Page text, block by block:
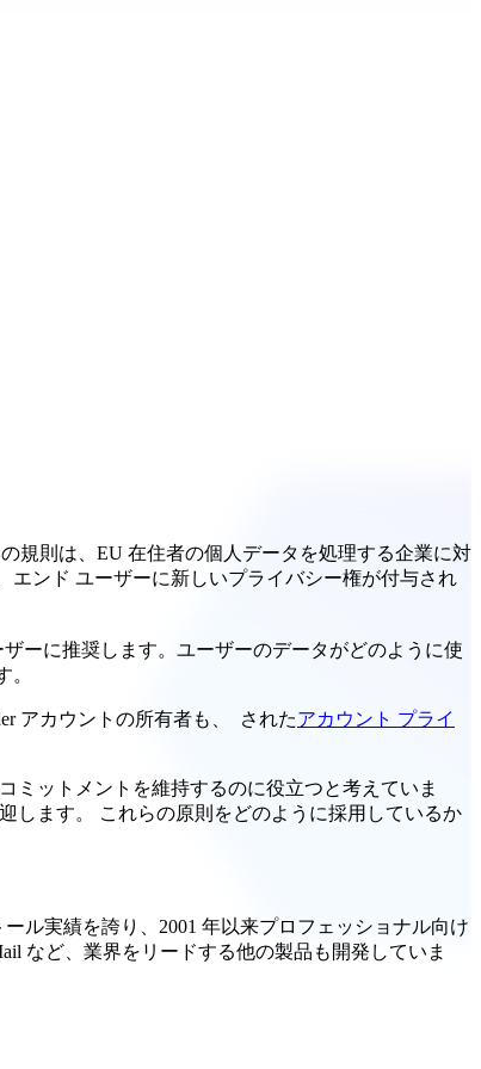
規則は、EU 在住者の個人データを処理する企業に対
エンド ユーザーに新しいプライバシー権が付与され
ーに推奨します。ユーザーのデータがどのように使
アカウントの所有者も、 されたアカウント プライ
ミットメントを維持するのに役立つと考えていま
します。 これらの原則をどのように採用しているか
ル実績を誇り、2001 年以来プロフェッショナル向け
など、業界をリードする他の製品も開発していま